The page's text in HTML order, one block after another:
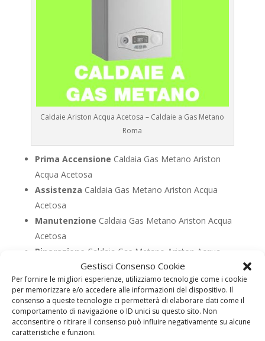
Gestisci Consenso Cookie
Per fornire le migliori esperienze, utilizziamo tecnologie come i cookie
per memorizzare e/o accedere alle informazioni del dispositivo. Il
consenso a queste tecnologie ci permetterà di elaborare dati come il
comportamento di navigazione o ID unici su questo sito. Non
acconsentire o ritirare il consenso può influire negativamente su alcune
caratteristiche e funzioni.
Caldaie Ariston Acqua Acetosa – Caldaie a Gas Metano
Roma
Prima Accensione Caldaia Gas Metano Ariston
Acqua Acetosa
Assistenza Caldaia Gas Metano Ariston Acqua
Acetosa
Manutenzione Caldaia Gas Metano Ariston Acqua
Acetosa
Riparazione Caldaia Gas Metano Ariston Acqua
Pronto InterventoCaldaia Gas Metano Ariston
Acqua Acetosa
SostituzioneCaldaia Gas Metano Ariston Acqua
Acetosa